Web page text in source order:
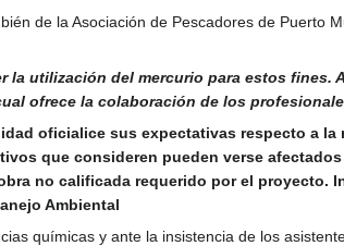
de la Asociación de Pescadores de Puerto
utilización del mercurio para estos fines.
ofrece la colaboración de los
oficialice sus expectativas respecto a
que consideren pueden verse
no calificada requerido por el proyecto.
Ambiental
químicas y ante la insistencia de los